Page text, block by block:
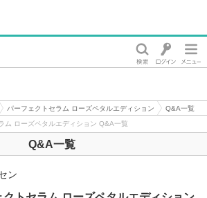
パーフェクトセラム ローズペタルエディション
Q&A一覧
ム ローズペタルエディション Q&A一覧
Q&A一覧
ン